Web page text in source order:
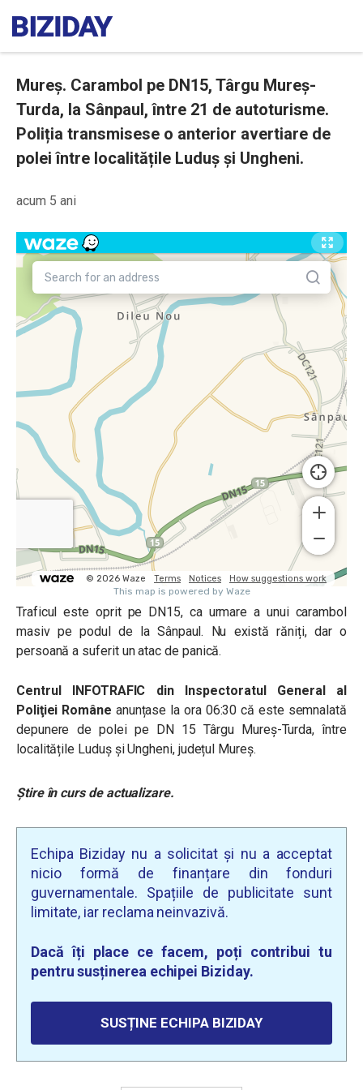
Mureș. Carambol pe DN15, Târgu Mureș-
Turda, la Sânpaul, între 21 de autoturisme.
Poliția transmisese o anterior avertiare de
polei între localitățile Luduș și Ungheni.
acum 5 ani
Traficul este oprit pe DN15, ca urmare a unui carambol
masiv pe podul de la Sânpaul. Nu există răniți, dar o
persoană a suferit un atac de panică.
Centrul INFOTRAFIC din Inspectoratul General al
Poliţiei Române anunțase la ora 06:30 că este semnalată
depunere de polei pe DN 15 Târgu Mureș-Turda, între
localitățile Luduș și Ungheni, județul Mureș.
Știre în curs de actualizare.
Echipa Biziday nu a solicitat și nu a acceptat
nicio formă de finanțare din fonduri
guvernamentale. Spațiile de publicitate sunt
limitate, iar reclama neinvazivă.
Dacă îți place ce facem, poți contribui tu
pentru susținerea echipei Biziday.
SUSȚINE ECHIPA BIZIDAY